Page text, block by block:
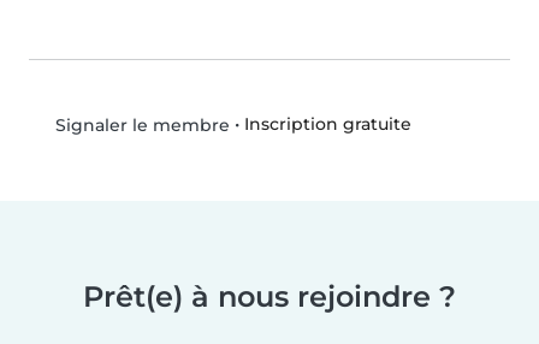
Signaler le membre • Inscription gratuite
Prêt(e) à nous rejoindre ?